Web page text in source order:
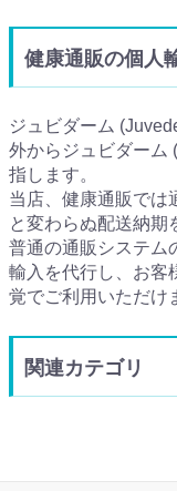
健康通販の個人
ジュビダーム
外からジュビダーム
指します。
当店、健康通販では
と変わらぬ配送納期
普通の通販システム
輸入を代行し、お客
覚でご利用いただけ
関連カテゴリ